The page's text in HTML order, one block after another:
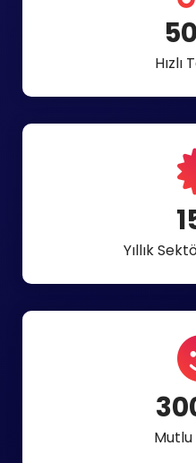
Hızlı
Yıllık